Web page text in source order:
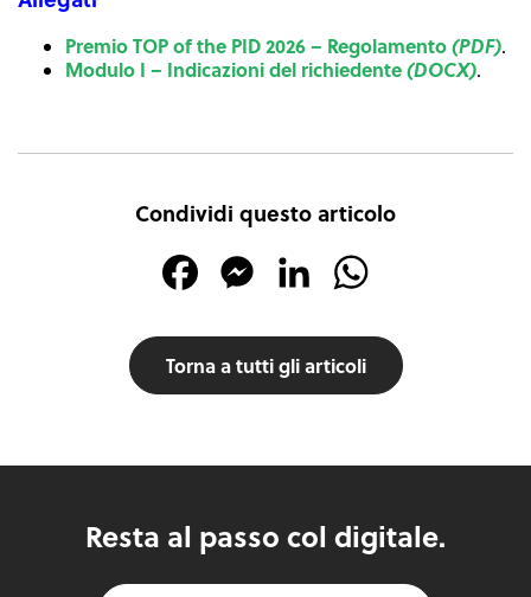
Premio TOP of the PID 2026 – Regolamento(PDF).
Modulo I – Indicazioni del richiedente(DOCX).
Condividi questo articolo
FacebookMessengerLinkedIn
Torna a tutti gli articoli
Resta al passo col digitale.